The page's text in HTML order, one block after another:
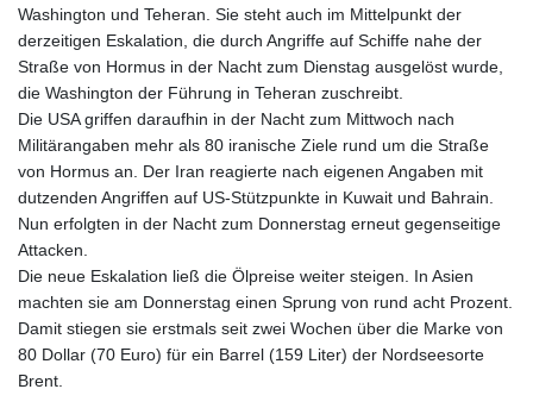
Washington und Teheran. Sie steht auch im Mittelpunkt der
derzeitigen Eskalation, die durch Angriffe auf Schiffe nahe der
Straße von Hormus in der Nacht zum Dienstag ausgelöst wurde,
die Washington der Führung in Teheran zuschreibt.
Die USA griffen daraufhin in der Nacht zum Mittwoch nach
Militärangaben mehr als 80 iranische Ziele rund um die Straße
von Hormus an. Der Iran reagierte nach eigenen Angaben mit
dutzenden Angriffen auf US-Stützpunkte in Kuwait und Bahrain.
Nun erfolgten in der Nacht zum Donnerstag erneut gegenseitige
Attacken.
Die neue Eskalation ließ die Ölpreise weiter steigen. In Asien
machten sie am Donnerstag einen Sprung von rund acht Prozent.
Damit stiegen sie erstmals seit zwei Wochen über die Marke von
80 Dollar (70 Euro) für ein Barrel (159 Liter) der Nordseesorte
Brent.